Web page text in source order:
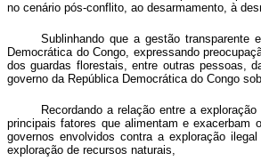
no cenário pós-conflito, ao desarmamento, à
Sublinhando que a gestão
Democrática do Congo, expressando
dos guardas florestais, entre outras pessoas,
governo da República Democrática do Congo
Recordando a relação entre a
principais fatores que alimentam e exacerbam
governos envolvidos contra a exploração
exploração de recursos naturais,